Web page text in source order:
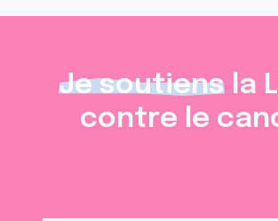
Je soutiens la
contre le